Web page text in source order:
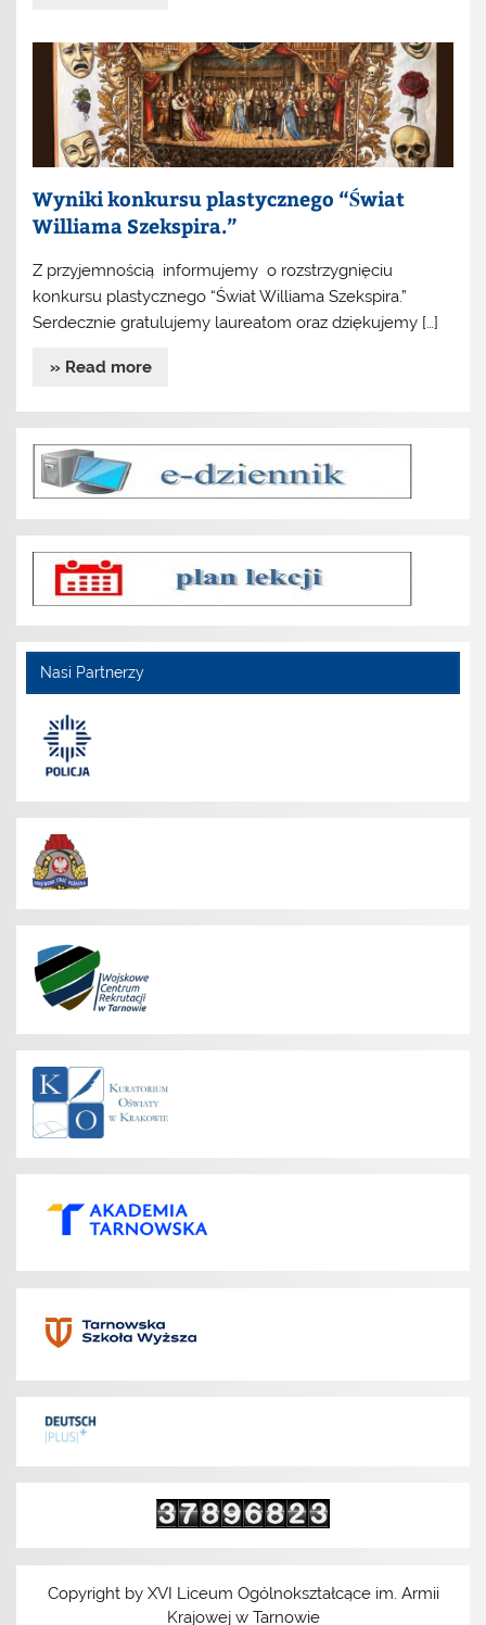
Wyniki konkursu plastycznego “Świat
Williama Szekspira.”
Z przyjemnością informujemy o rozstrzygnięciu
konkursu plastycznego “Świat Williama Szekspira.”
Serdecznie gratulujemy laureatom oraz dziękujemy […]
» Read more
Nasi Partnerzy
Copyright by XVI Liceum Ogólnokształcące im. Armii
Krajowej w Tarnowie